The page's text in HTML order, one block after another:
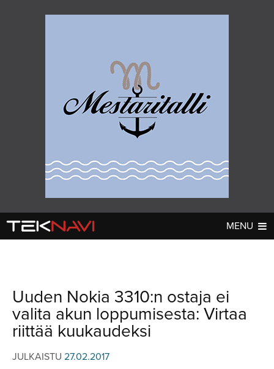
MENU
AJETUT
KOMMENTTI
HUHUT
TESTIT
KOMMENTTI
KILPAILUT
Uuden Nokia 3310:n ostaja ei
valita akun loppumisesta: Virtaa
riittää kuukaudeksi
JULKAISTU 27.02.2017